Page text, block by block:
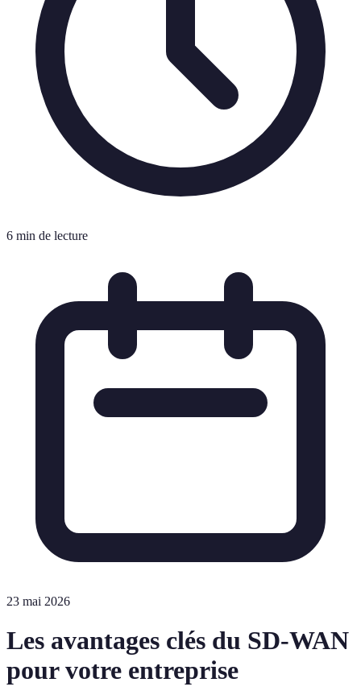
6 min de lecture
23 mai 2026
Les avantages clés du SD-WAN
pour votre entreprise